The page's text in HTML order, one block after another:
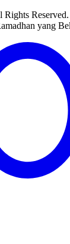
Rights Reserved.
yang